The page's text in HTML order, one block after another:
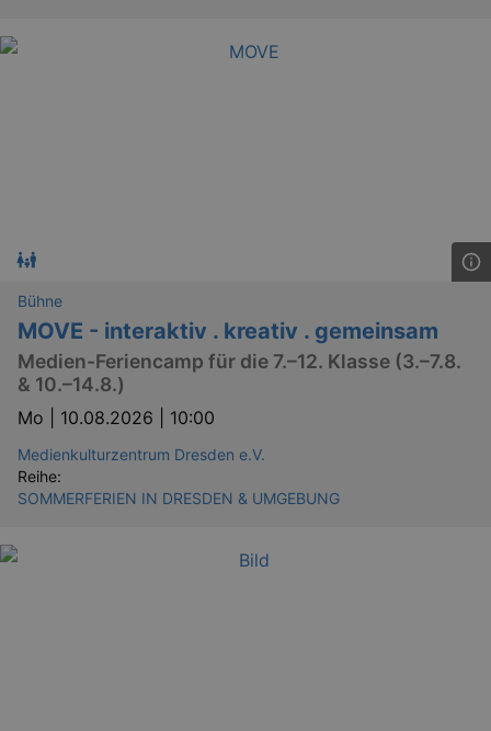
Bühne
MOVE - interaktiv . kreativ . gemeinsam
Medien-Feriencamp für die 7.–12. Klasse (3.–7.8.
& 10.–14.8.)
Mo | 10.08.2026 | 10:00
Medienkulturzentrum Dresden e.V.
Reihe:
SOMMERFERIEN IN DRESDEN & UMGEBUNG